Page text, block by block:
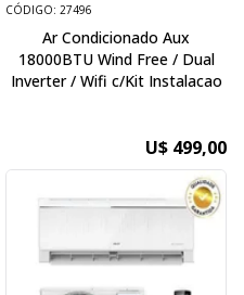
CÓDIGO: 27496
Ar Condicionado Aux
18000BTU Wind Free / Dual
Inverter / Wifi c/Kit Instalacao
U$ 499,00